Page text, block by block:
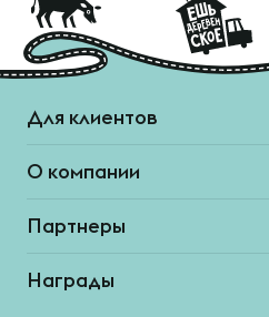
Для клиентов
О компании
Партнеры
Награды